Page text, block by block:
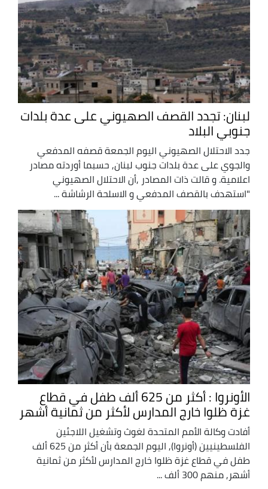
لبنان: تجدد القصف الصهيوني على عدة بلدات
جنوبي البلاد
جدد الاحتلال الصهيوني اليوم الجمعة قصفه المدفعي
والجوي على عدة بلدات جنوب لبنان, حسبما أوردته مصادر
اعلامية. و قالت ذات المصادر ,أن الاحتلال الصهيوني
"استهدف بالقصف المدفعي و الاسلحة الرشاشة ...
الأونروا : أكثر من 625 ألف طفل في قطاع
غزة ظلوا خارج المدارس لأكثر من ثمانية أشهر
أفادت وكالة الأمم المتحدة لغوث وتشغيل اللاجئين
الفلسطينيين (أونروا), اليوم الجمعة بأن أكثر من 625 ألف
طفل في قطاع غزة ظلوا خارج المدارس لأكثر من ثمانية
أشهر, منهم 300 ألف ...